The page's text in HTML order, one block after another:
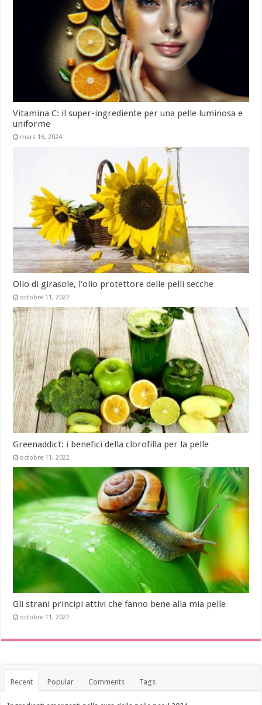
Vitamina C: il super-ingrediente per una pelle luminosa e
uniforme
mars 16, 2024
Olio di girasole, l’olio protettore delle pelli secche
octobre 11, 2022
Greenaddict: i benefici della clorofilla per la pelle
octobre 11, 2022
Gli strani principi attivi che fanno bene alla mia pelle
octobre 11, 2022
Recent Popular Comments Tags